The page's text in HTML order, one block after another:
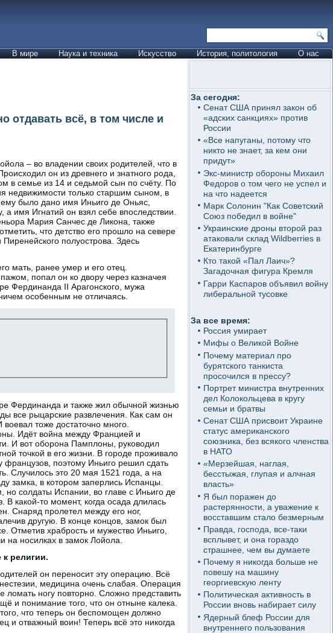
В мире Наука и техника Искусство История, политология О нас
отдавать всё, в том числе и
– во владении своих родителей, что в
он из древнего и знатного рода,
в семье из 14 и седьмой сын по счёту. По
недвижимости только старшим сыном, в
было дано имя Иньиго де Оньяс,
имя Игнатий он взял себе впоследствии.
Мария Санчес де Ликона, также
что детство его прошло на севере
полуострова. Здесь
мать, ранее умер и его отец.
попал он ко двору через казначея
Фердинанда II Арагонского, мужа
особенным не отличаясь.
Фердинанда и также жил обычной жизнью
все рыцарские развлечения. Как сам он
тоже достаточно много.
Идёт война между Францией и
И вот оборона Памплоны, руководил
точкой в его жизни. В городе проживало
поэтому Иньиго решил сдать
Случилось это 20 мая 1521 года, а на
замка, в котором заперлись Испанцы.
солдаты Испании, во главе с Иньиго де
какой-то момент, когда осада длилась
Снаряд пролетел между его ног,
другую. В конце концов, замок был
Отметив храбрость и мужество Иньиго,
на носилках в замок Лойола.
религии.
он переносит эту операцию. Всё
медицина очень слабая. Операция
ломать ногу повторно. Сложно представить
и понимание того, что он отныне калека.
что теперь он беспомощен должно
и отважный воин! Теперь всё это никогда
За сегодня:
Сенат США принял закон об
«адских санкциях» против
России
«Все напуганы, потому что
никто не знает, за кем они
придут»
Экс-министр обороны Михаил
Федоров о том чего не успел и
на что надеется
Марк Солонин "Как Советский
Союз победил в войне"
Украинские дроны второй раз
атаковали склад Wildberries в
Екатеринбурге
Кто такой «Пал Лаич»?
Загадочная фигура Кремля
Гарри Каспаров объявил войну
либеральной тусовке
За все время:
Россия умирает
Мифы о Великой Войне
Почему материал про
бурятского танкиста
просочился в прессу?
Портрет министра внутренних
дел Колокольцева в кругу
семьи и братвы
Сенат США присвоит Украине
статус американского
союзника, без всякого членства
в НАТО
«Мерзейшая, наглая,
бесстыжая, глупая и алчная
власть»
Я был поражен до
растерянности, а уважение к
восставшим стало безмерным
Правда, господа, все-таки
всплывет, и она гораздо
страшнее, чем вы думаете
Почему я никогда больше не
повешу на машину
георгиевскую ленту
Политическая активность в
России вновь набирает силу
Ядерный блеф России для
внутреннего пользования